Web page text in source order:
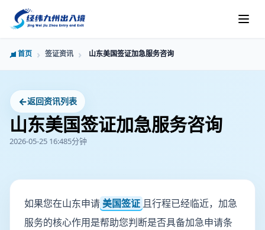
首页 签证资讯 山东美国签证加急服务咨询
←返回资讯列表
山东美国签证加急服务咨询
2026-05-25 16:485分钟
如果您在山东申请美国签证 且行程已经临近，加急
服务的核心作用是帮助您判断是否具备加急申请条